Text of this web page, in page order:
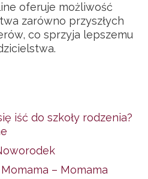
oferuje możliwość
zarówno przyszłych
co sprzyja lepszemu
iść do szkoły rodzenia?
– Momama